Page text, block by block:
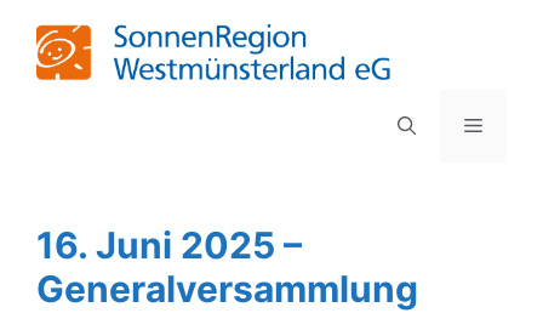
Inhalt
springen
MENÜ
16. Juni 2025 –
Generalversammlung